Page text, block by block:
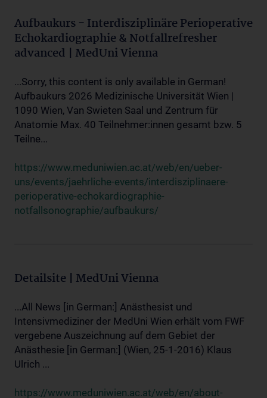
Aufbaukurs - Interdisziplinäre Perioperative
Echokardiographie & Notfallrefresher
advanced | MedUni Vienna
...Sorry, this content is only available in German!
Aufbaukurs 2026 Medizinische Universität Wien |
1090 Wien, Van Swieten Saal und Zentrum für
Anatomie Max. 40 Teilnehmer:innen gesamt bzw. 5
Teilne...
https://www.meduniwien.ac.at/web/en/ueber-
uns/events/jaehrliche-events/interdisziplinaere-
perioperative-echokardiographie-
notfallsonographie/aufbaukurs/
Detailsite | MedUni Vienna
...All News [in German:] Anästhesist und
Intensivmediziner der MedUni Wien erhält vom FWF
vergebene Auszeichnung auf dem Gebiet der
Anästhesie [in German:] (Wien, 25-1-2016) Klaus
Ulrich ...
https://www.meduniwien.ac.at/web/en/about-